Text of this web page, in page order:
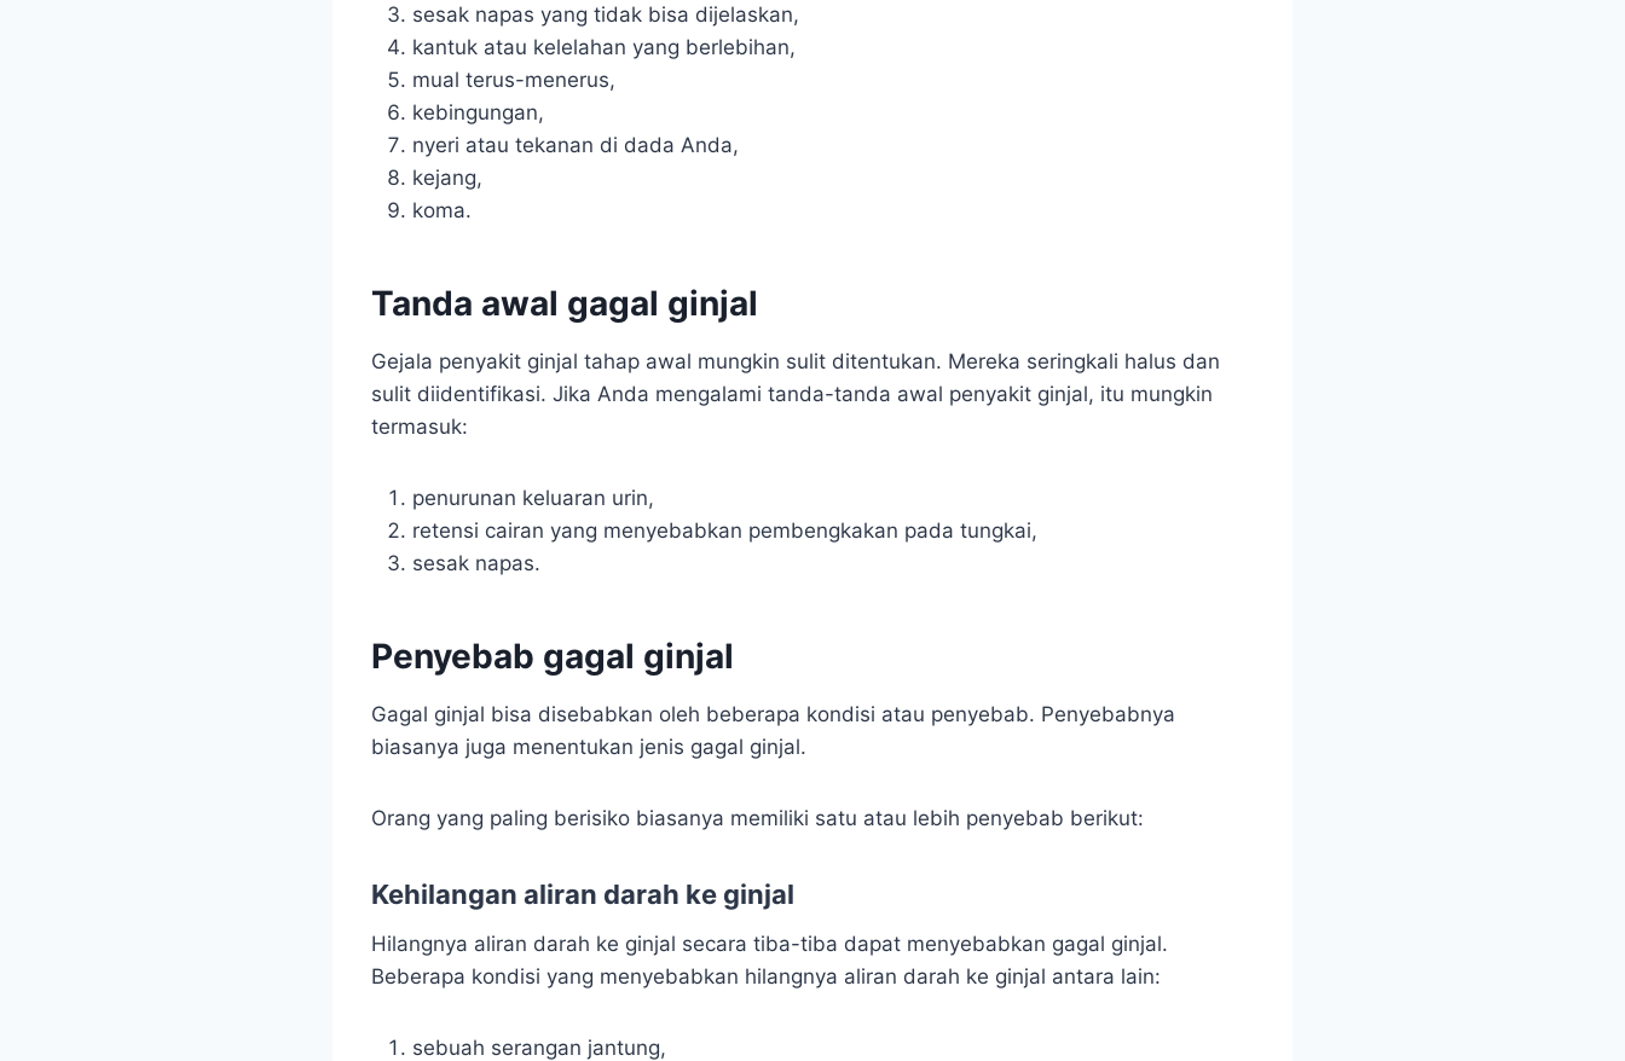
sesak napas yang tidak bisa dijelaskan,
kantuk atau kelelahan yang berlebihan,
mual terus-menerus,
kebingungan,
nyeri atau tekanan di dada Anda,
kejang,
koma.
Tanda awal gagal ginjal
Gejala penyakit ginjal tahap awal mungkin sulit ditentukan. Mereka seringkali halus dan
sulit diidentifikasi. Jika Anda mengalami tanda-tanda awal penyakit ginjal, itu mungkin
termasuk:
penurunan keluaran urin,
retensi cairan yang menyebabkan pembengkakan pada tungkai,
sesak napas.
Penyebab gagal ginjal
Gagal ginjal bisa disebabkan oleh beberapa kondisi atau penyebab. Penyebabnya
biasanya juga menentukan jenis gagal ginjal.
Orang yang paling berisiko biasanya memiliki satu atau lebih penyebab berikut:
Kehilangan aliran darah ke ginjal
Hilangnya aliran darah ke ginjal secara tiba-tiba dapat menyebabkan gagal ginjal.
Beberapa kondisi yang menyebabkan hilangnya aliran darah ke ginjal antara lain:
sebuah serangan jantung,